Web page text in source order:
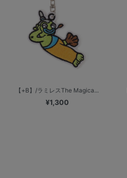
【+B】/ラミレスThe Magica...
¥1,300